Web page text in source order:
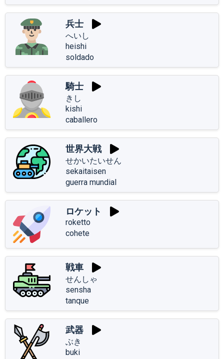
兵士
へいし
heishi
soldado
騎士
きし
kishi
caballero
世界大戦
せかいたいせん
sekaitaisen
guerra mundial
ロケット
roketto
cohete
戦車
せんしゃ
sensha
tanque
武器
ぶき
buki